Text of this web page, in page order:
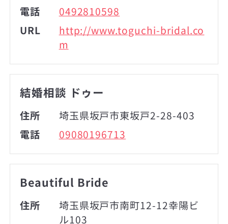
電話
0492810598
URL
http://www.toguchi-bridal.co
m
結婚相談 ドゥー
住所
埼玉県坂戸市東坂戸2-28-403
電話
09080196713
Beautiful Bride
住所
埼玉県坂戸市南町12-12幸陽ビ
ル103